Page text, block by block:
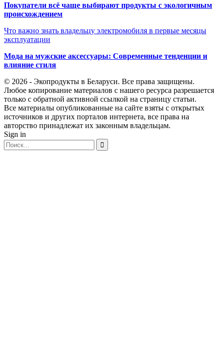
Покупатели всё чаще выбирают продукты с экологичным
происхождением
Что важно знать владельцу электромобиля в первые месяцы
эксплуатации
Мода на мужские аксессуары: Современные тенденции и
влияние стиля
© 2026 - Экопродукты в Беларуси. Все права защищены.
Любое копирование материалов с нашего ресурса разрешается
только с обратной активной ссылкой на страницу статьи.
Все материалы опубликованные на сайте взяты с открытых
источников и других порталов интернета, все права на
авторство принадлежат их законным владельцам.
Sign in